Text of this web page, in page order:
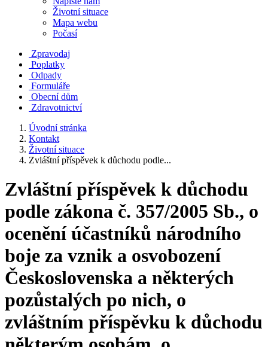
Životní situace
Mapa webu
Počasí
Zpravodaj
Poplatky
Odpady
Formuláře
Obecní dům
Zdravotnictví
Úvodní stránka
Kontakt
Životní situace
Zvláštní příspěvek k důchodu podle...
Zvláštní příspěvek k důchodu
podle zákona č. 357/2005 Sb., o
ocenění účastníků národního
boje za vznik a osvobození
Československa a některých
pozůstalých po nich, o
zvláštním příspěvku k důchodu